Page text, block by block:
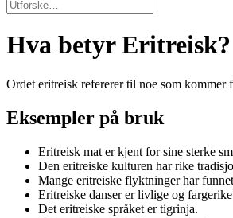
Hva betyr Eritreisk?
Ordet eritreisk refererer til noe som
Eksempler på bruk
Eritreisk mat er kjent for sine sterke
Den eritreiske kulturen har rike
Mange eritreiske flyktninger har
Eritreiske danser er livlige og
Det eritreiske språket er tigrinja.